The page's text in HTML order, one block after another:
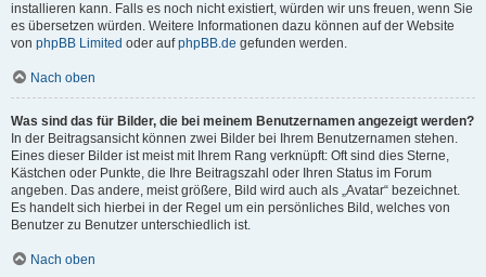
installieren kann. Falls es noch nicht existiert, würden wir uns freuen, wenn Sie
es übersetzen würden. Weitere Informationen dazu können auf der Website
von phpBB Limited oder aufphpBB.de gefunden werden.
Nach oben
Was sind das für Bilder, die bei meinem Benutzernamen angezeigt werden?
In der Beitragsansicht können zwei Bilder bei Ihrem Benutzernamen stehen.
Eines dieser Bilder ist meist mit Ihrem Rang verknüpft: Oft sind dies Sterne,
Kästchen oder Punkte, die Ihre Beitragszahl oder Ihren Status im Forum
angeben. Das andere, meist größere, Bild wird auch als „Avatar“ bezeichnet.
Es handelt sich hierbei in der Regel um ein persönliches Bild, welches von
Benutzer zu Benutzer unterschiedlich ist.
Nach oben